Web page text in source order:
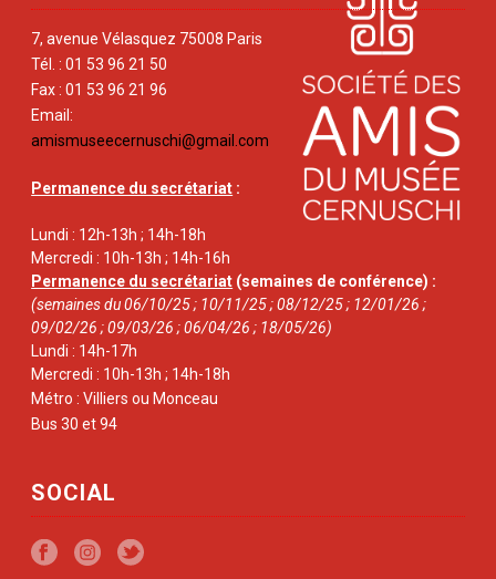
7, avenue Vélasquez 75008 Paris
Tél. : 01 53 96 21 50
Fax : 01 53 96 21 96
Email:
amismuseecernuschi@gmail.com
Permanence du secrétariat :
Lundi : 12h-13h ; 14h-18h
Mercredi : 10h-13h ; 14h-16h
Permanence du secrétariat (semaines de conférence) :
(semaines du 06/10/25 ; 10/11/25 ; 08/12/25 ; 12/01/26 ;
09/02/26 ; 09/03/26 ; 06/04/26 ; 18/05/26)
Lundi : 14h-17h
Mercredi : 10h-13h ; 14h-18h
Métro : Villiers ou Monceau
Bus 30 et 94
SOCIAL